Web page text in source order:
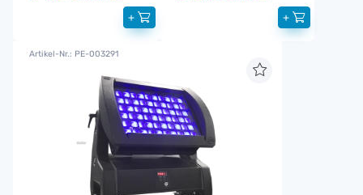
+ +
Artikel-Nr.: PE-003291